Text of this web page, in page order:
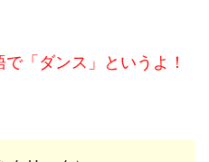
「ダンス」というよ！